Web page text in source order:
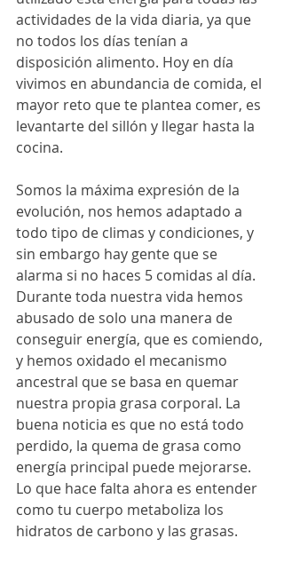
actividades de la vida diaria, ya que
no todos los días tenían a
disposición alimento. Hoy en día
vivimos en abundancia de comida, el
mayor reto que te plantea comer, es
levantarte del sillón y llegar hasta la
cocina.
Somos la máxima expresión de la
evolución, nos hemos adaptado a
todo tipo de climas y condiciones, y
sin embargo hay gente que se
alarma si no haces 5 comidas al día.
Durante toda nuestra vida hemos
abusado de solo una manera de
conseguir energía, que es comiendo,
y hemos oxidado el mecanismo
ancestral que se basa en quemar
nuestra propia grasa corporal. La
buena noticia es que no está todo
perdido, la quema de grasa como
energía principal puede mejorarse.
Lo que hace falta ahora es entender
como tu cuerpo metaboliza los
hidratos de carbono y las grasas.